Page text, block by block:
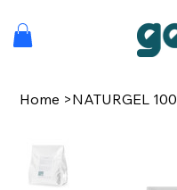
Home >NATURGEL 100